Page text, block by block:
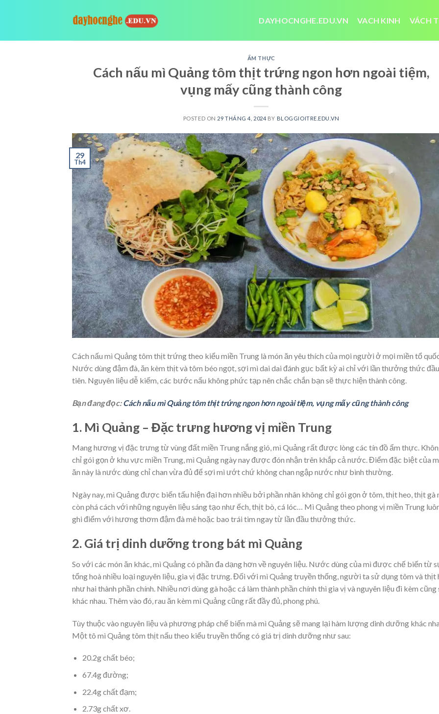
DAYHOCNGHE.EDU.VN VACH KINH VÁCH
ẨM THỰC
Cách nấu mì Quảng tôm thịt trứng ngon hơn ngoài tiệm,
vụng mấy cũng thành công
POSTED ON 29 THÁNG 4, 2024 BY BLOGGIOITRE.EDU.VN
29
Th4
Cách nấu mì Quảng tôm thịt trứng theo kiểu miền Trung là món ăn yêu thích của mọi người ở mọi miền tổ
Nước dùng đậm đà, ăn kèm thịt và tôm béo ngọt, sợi mì dai dai đánh gục bất kỳ ai chỉ với lần thưởng thức đầu
tiên. Nguyên liệu dễ kiếm, các bước nấu không phức tạp nên chắc chắn bạn sẽ thực hiện thành công.
Bạn đang đọc:Cách nấu mì Quảng tôm thịt trứng ngon hơn ngoài tiệm, vụng mấy cũng thành công
1. Mì Quảng – Đặc trưng hương vị miền Trung
Mang hương vị đặc trưng từ vùng đất miền Trung nắng gió, mì Quảng rất được lòng các tín đồ ẩm thực.
chỉ gói gọn ở khu vực miền Trung, mì Quảng ngày nay được đón nhận trên khắp cả nước. Điểm đặc biệt của
ăn này là nước dùng chỉ chan vừa đủ để sợi mì ướt chứ không chan ngập nước như bình thường.
Ngày nay, mì Quảng được biến tấu hiện đại hơn nhiều bởi phần nhân không chỉ gói gọn ở tôm, thịt heo, thịt gà
còn phá cách với những nguyên liệu sáng tạo như ếch, thịt bò, cá lóc… Mì Quảng theo phong vị miền Trung
ghi điểm với hương thơm đậm đà mê hoặc bao trái tim ngay từ lần đầu thưởng thức.
2. Giá trị dinh dưỡng trong bát mì Quảng
So với các món ăn khác, mì Quảng có phần đa dạng hơn về nguyên liệu. Nước dùng của mì được chế biến từ
tổng hoà nhiều loại nguyên liệu, gia vị đặc trưng. Đối với mì Quảng truyền thống, người ta sử dụng tôm và thịt
như hai thành phần chính. Nhiều nơi dùng gà hoặc cá làm thành phần chính thì gia vị và nguyên liệu đi kèm cũng
khác nhau. Thêm vào đó, rau ăn kèm mì Quảng cũng rất đầy đủ, phong phú.
Tùy thuộc vào nguyên liệu và phương pháp chế biến mà mì Quảng sẽ mang lại hàm lượng dinh dưỡng khác
Một tô mì Quảng tôm thịt nấu theo kiểu truyền thống có giá trị dinh dưỡng như sau:
20.2g chất béo;
67.4g đường;
22.4g chất đạm;
2.73g chất xơ.